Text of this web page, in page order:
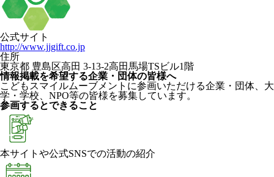
公式サイト
http://www.jjgift.co.jp
住所
東京都 豊島区高田 3-13-2高田馬場TSビル1階
情報掲載を希望する企業・団体の皆様へ
こどもスマイルムーブメントに参画いただける企業・団体、大
学・学校、NPO等の皆様を募集しています。
参画するとできること
本サイトや公式SNSでの活動の紹介